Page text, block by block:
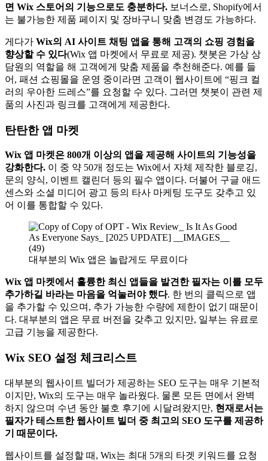
면 Wix 스토어의 기능으로도 충분하다. 보너스로, Shopify에서
는 불가능한 제품 페이지 및 장바구니 맞춤 변경도 가능하다.
게다가 Wix의 AI 사이트 채팅 앱을 통해 고객의 쇼핑 경험을
향상할 수 있다(Wix 앱 마켓에서 무료로 제공). 챗봇은 가상 상
담원의 역할을 해 고객에게 맞춤 제품을 추천해준다. 예를 들
어, 패션 쇼핑몰을 운영 중이라면 고객이 웹사이트에 “핑크 컬
러의 우아한 드레스”를 요청할 수 있다. 그러면 챗봇이 관련 제
품의 사진과 링크를 고객에게 제공한다.
탄탄한 앱 마켓
Wix 앱 마켓은 800개 이상의 앱을 제공해 사이트의 기능성을
강화한다. 이 중 약 50개 정도는 Wix에서 자체 제작한 블로깅,
문의 양식, 이벤트 캘린더 등의 필수 앱이다. 더불어 구글 애드
센스와 소셜 미디어 광고 등의 타사 마케팅 도구도 갖추고 있
어 이를 통합할 수 있다.
대부분의 Wix 앱은 놀랍게도 무료이다
Wix 앱 마켓에서 훌륭한 최신 앱들을 발견한 필자는 이를 모두
추가하길 바라는 마음을 억눌러야 했다. 한 번의 클릭으로 앱
을 추가할 수 있으며, 추가 가능한 수량에 제한이 없기 때문이
다. 대부분의 앱은 무료 버전을 갖추고 있지만, 일부는 유료로
고급 기능을 제공한다.
Wix SEO 설정 체크리스트
대부분의 웹사이트 빌더가 제공하는 SEO 도구는 매우 기본적
이지만, Wix의 도구는 매우 놀라웠다. 물론 모든 면에서 완벽
하지 않으며 수년 동안 불호 후기에 시달려왔지만, 현재로서는
필자가 테스트한 웹사이트 빌더 중 최고의 SEO 도구를 제공하
기 때문이다.
웹사이트를 설정할 때, Wix는 최대 5개의 타겟 키워드를 요청